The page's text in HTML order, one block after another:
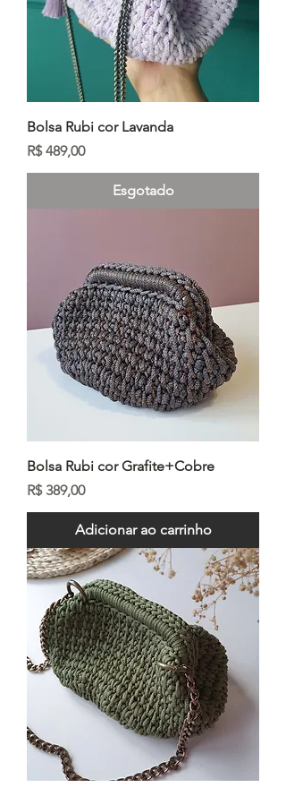
Bolsa Rubi cor Lavanda
Preço
R$ 489,00
Esgotado
Bolsa Rubi cor Grafite+Cobre
Preço
R$ 389,00
Adicionar ao carrinho